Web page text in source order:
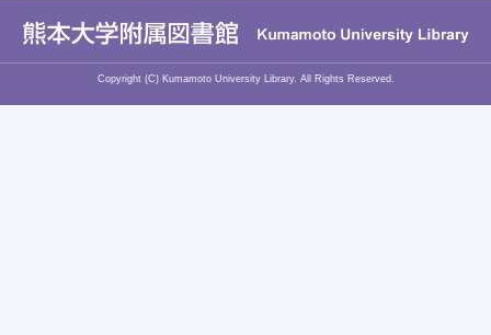
Copyright (C) Kumamoto University Library. All Rights Reserved.